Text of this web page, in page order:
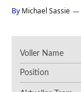
By Michael Sassie
Voller Name
Position